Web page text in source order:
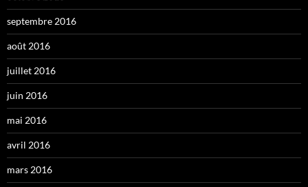
septembre 2016
août 2016
juillet 2016
juin 2016
mai 2016
avril 2016
mars 2016